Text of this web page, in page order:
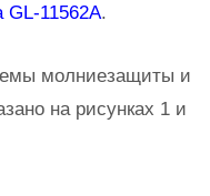
GL-11562A.
молниезащиты и
на рисунках 1 и